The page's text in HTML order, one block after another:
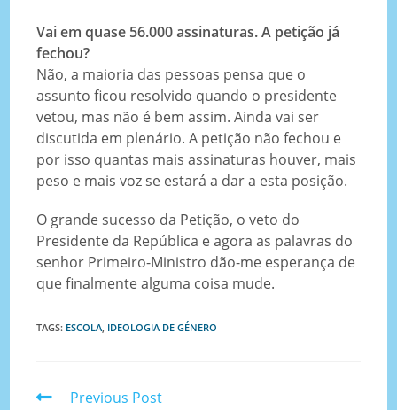
Vai em quase 56.000 assinaturas. A petição já
fechou?
Não, a maioria das pessoas pensa que o
assunto ficou resolvido quando o presidente
vetou, mas não é bem assim. Ainda vai ser
discutida em plenário. A petição não fechou e
por isso quantas mais assinaturas houver, mais
peso e mais voz se estará a dar a esta posição.
O grande sucesso da Petição, o veto do
Presidente da República e agora as palavras do
senhor Primeiro-Ministro dão-me esperança de
que finalmente alguma coisa mude.
TAGS: ESCOLA IDEOLOGIA DE GÉNERO
Previous Post